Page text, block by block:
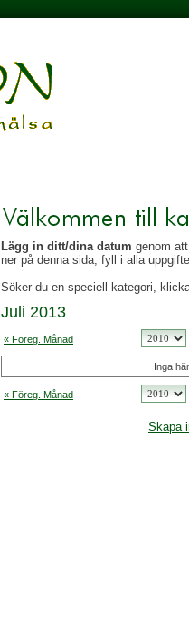
Lägg in ditt/dina datum genom
ner på denna sida, fyll i alla
Söker du en speciell kategori,
Juli 2013
« Föreg. Månad
Inga
« Föreg. Månad
Skapa